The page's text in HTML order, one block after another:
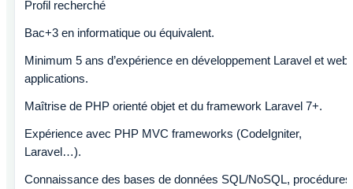
Profil recherché
Bac+3 en informatique ou équivalent.
Minimum 5 ans d’expérience en développement Laravel et web
applications.
Maîtrise de PHP orienté objet et du framework Laravel 7+.
Expérience avec PHP MVC frameworks (CodeIgniter,
Laravel…).
Connaissance des bases de données SQL/NoSQL, procédures